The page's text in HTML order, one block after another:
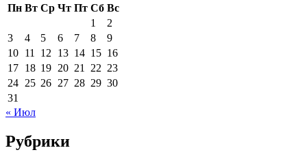
Пн Вт Ср Чт Пт Сб Вс
1
2
3
4 5 6 7 8
9
10 11 12 13 14 15 16
17 18 19 20 21 22 23
24 25 26 27 28 29 30
31
« Июл
Рубрики